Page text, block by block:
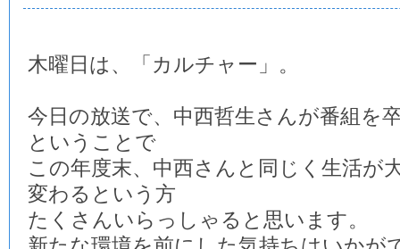
木曜日は、「カルチャー」。
今日の放送で、中西哲生さんが番組を
ということで
この年度末、中西さんと同じく生活が
変わるという方
たくさんいらっしゃると思います。